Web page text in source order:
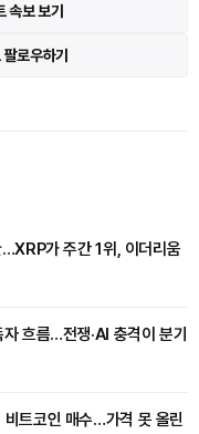
속보 보기
로우하기
가 주간 1위, 이더리움
흐름…전쟁·AI 충격이 분기
트코인 매수…가격 못 올린